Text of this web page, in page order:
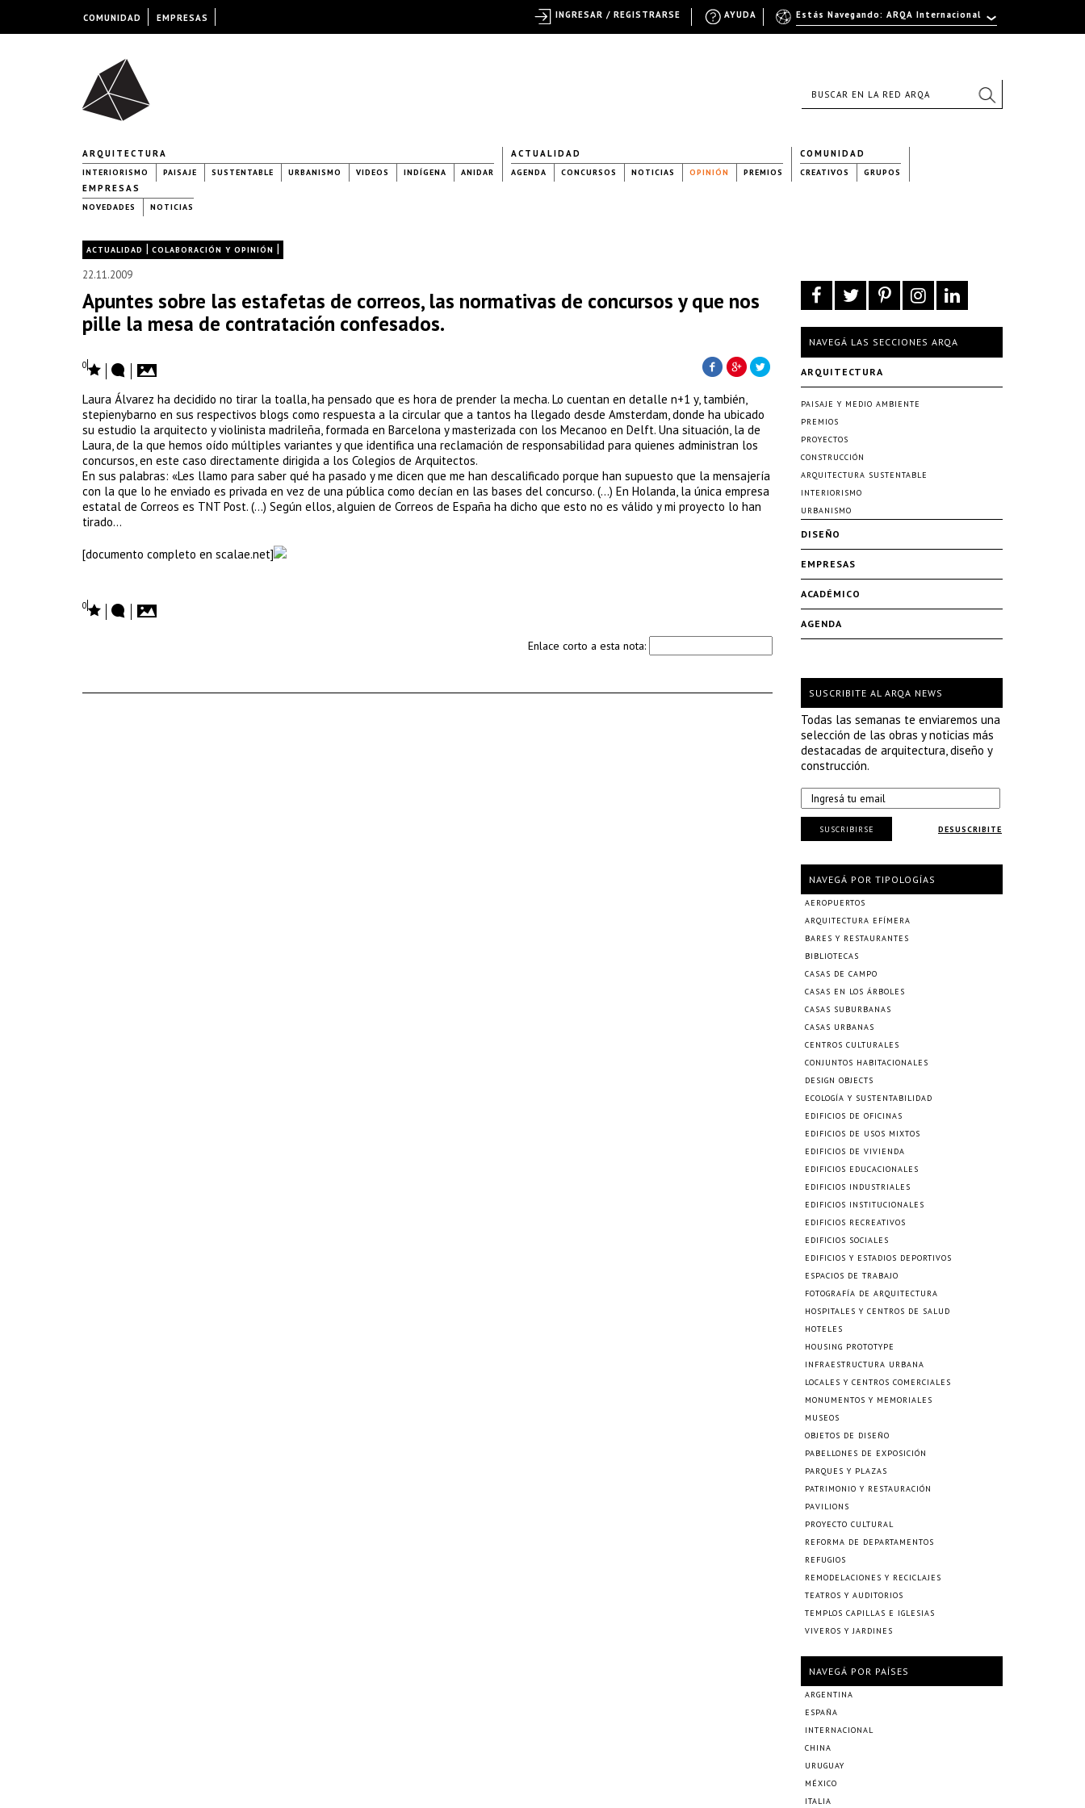
ARQUITECTURA
INTERIORISMO PAISAJE SUSTENTABLE URBANISMO VIDEOS INDÍGENA ANIDAR
ACTUALIDAD
AGENDA CONCURSOS NOTICIAS OPINIÓN PREMIOS
COMUNIDAD
CREATIVOS GRUPOS
EMPRESAS
NOVEDADES NOTICIAS
ACTUALIDAD | COLABORACIÓN Y OPINIÓN |
22.11.2009
Apuntes sobre las estafetas de correos, las normativas de concursos y que nos
pille la mesa de contratación confesados.
0
Laura Álvarez ha decidido no tirar la toalla, ha pensado que es hora de prender la mecha. Lo cuentan en detalle n+1 y, también,
stepienybarno en sus respectivos blogs como respuesta a la circular que a tantos ha llegado desde Amsterdam, donde ha ubicado
su estudio la arquitecto y violinista madrileña, formada en Barcelona y masterizada con los Mecanoo en Delft. Una situación, la de
Laura, de la que hemos oído múltiples variantes y que identifica una reclamación de responsabilidad para quienes administran los
concursos, en este caso directamente dirigida a los Colegios de Arquitectos.
En sus palabras: «Les llamo para saber qué ha pasado y me dicen que me han descalificado porque han supuesto que la mensajería
con la que lo he enviado es privada en vez de una pública como decían en las bases del concurso. (…) En Holanda, la única empresa
estatal de Correos es TNT Post. (…) Según ellos, alguien de Correos de España ha dicho que esto no es válido y mi proyecto lo han
tirado…
[documento completo en scalae.net]
0
Enlace corto a esta nota:
NAVEGÁ LAS SECCIONES ARQA
ARQUITECTURA
PAISAJE Y MEDIO AMBIENTE
PREMIOS
PROYECTOS
CONSTRUCCIÓN
ARQUITECTURA SUSTENTABLE
INTERIORISMO
URBANISMO
DISEÑO
EMPRESAS
ACADÉMICO
AGENDA
SUSCRIBITE AL ARQA NEWS
Todas las semanas te enviaremos una
selección de las obras y noticias más
destacadas de arquitectura, diseño y
construcción.
DESUSCRIBITE
SUSCRIBIRSE
NAVEGÁ POR TIPOLOGÍAS
AEROPUERTOS
ARQUITECTURA EFÍMERA
BARES Y RESTAURANTES
BIBLIOTECAS
CASAS DE CAMPO
CASAS EN LOS ÁRBOLES
CASAS SUBURBANAS
CASAS URBANAS
CENTROS CULTURALES
CONJUNTOS HABITACIONALES
DESIGN OBJECTS
ECOLOGÍA Y SUSTENTABILIDAD
EDIFICIOS DE OFICINAS
EDIFICIOS DE USOS MIXTOS
EDIFICIOS DE VIVIENDA
EDIFICIOS EDUCACIONALES
EDIFICIOS INDUSTRIALES
EDIFICIOS INSTITUCIONALES
EDIFICIOS RECREATIVOS
EDIFICIOS SOCIALES
EDIFICIOS Y ESTADIOS DEPORTIVOS
ESPACIOS DE TRABAJO
FOTOGRAFÍA DE ARQUITECTURA
HOSPITALES Y CENTROS DE SALUD
HOTELES
HOUSING PROTOTYPE
INFRAESTRUCTURA URBANA
LOCALES Y CENTROS COMERCIALES
MONUMENTOS Y MEMORIALES
MUSEOS
OBJETOS DE DISEÑO
PABELLONES DE EXPOSICIÓN
PARQUES Y PLAZAS
PATRIMONIO Y RESTAURACIÓN
PAVILIONS
PROYECTO CULTURAL
REFORMA DE DEPARTAMENTOS
REFUGIOS
REMODELACIONES Y RECICLAJES
TEATROS Y AUDITORIOS
TEMPLOS CAPILLAS E IGLESIAS
VIVEROS Y JARDINES
NAVEGÁ POR PAÍSES
ARGENTINA
ESPAÑA
INTERNACIONAL
CHINA
URUGUAY
MÉXICO
ITALIA
COMUNIDAD EMPRESAS Estás Navegando: ARQA Internacional
AYUDA
INGRESAR / REGISTRARSE